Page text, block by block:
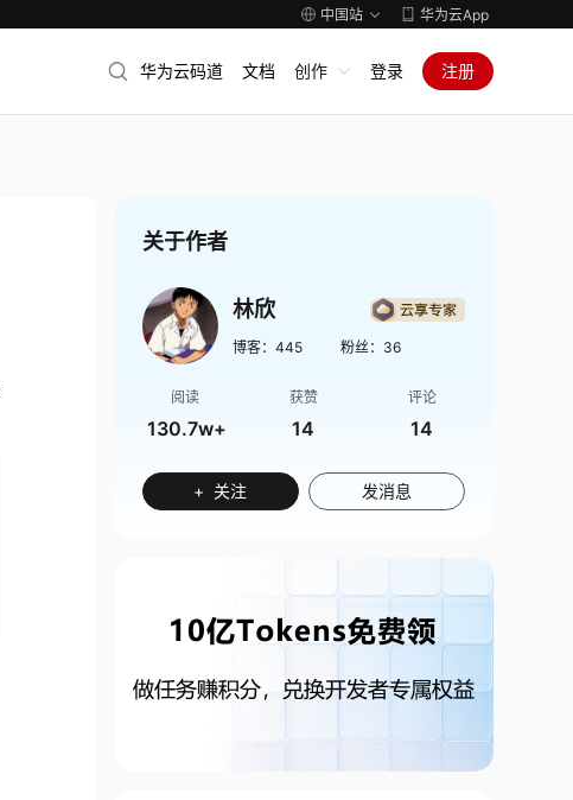
中国站 华为云App
华为云码道 文档 创作 登录 注册
关于作者
林欣
博客： 445 粉丝： 36
阅读
130.7w+
获赞
14
评论
14
+ 关注 发消息